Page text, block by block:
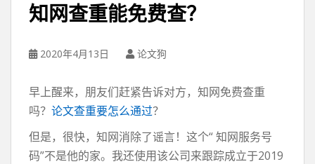
知网查重能免费查？
2020年4月13日 论文狗
早上醒来，朋友们赶紧告诉对方，知网免费查重
吗？ 论文查重要怎么通过？
但是，很快，知网消除了谣言！这个“ 知网服务号
码”不是他的家。我还使用该公司来跟踪成立于2019